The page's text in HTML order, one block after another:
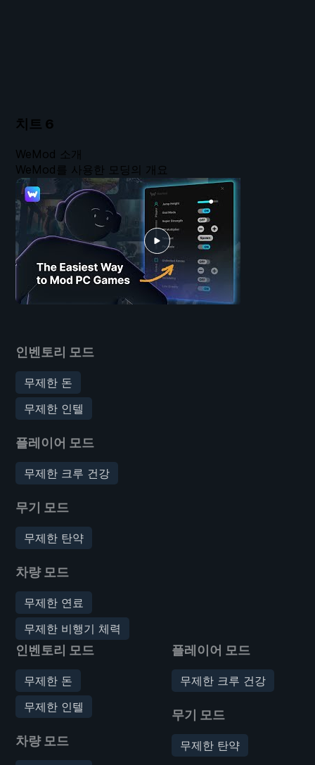
치트 6
인벤토리 모드
무제한 돈
무제한 인텔
플레이어 모드
무제한 크루 건강
무기 모드
무제한 탄약
차량 모드
무제한 연료
무제한 비행기 체력
인벤토리 모드
무제한 돈
무제한 인텔
차량 모드
플레이어 모드
무제한 크루 건강
무기 모드
무제한 탄약
WeMod 소개
WeMod를 사용한 모딩의 개요